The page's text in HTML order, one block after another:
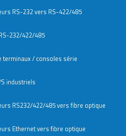
RS-232 vers RS-422/485
232/422/485
terminaux / consoles série
industriels
RS232/422/485 vers fibre optique
Ethernet vers fibre optique